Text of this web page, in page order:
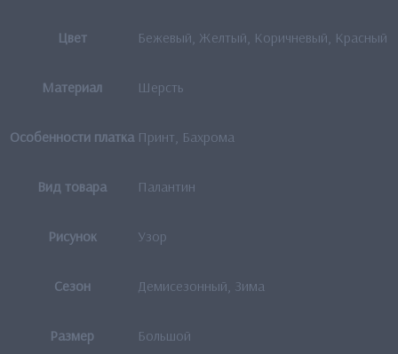
Цвет Бежевый, Желтый, Коричневый, Красный
Материал Шерсть
Особенности платка Принт, Бахрома
Вид товара Палантин
Рисунок Узор
Сезон Демисезонный, Зима
Размер Большой